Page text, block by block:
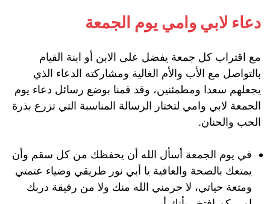
دعاء لابي وامي يوم الجمعة
مع اقتراب كل جمعة يفضل على الابن أو ابنة القيام
بالتواصل مع الأب والأم الغالية ومشاركته الدعاء الذي
يجعلهم سعدا ومطمئنين، وقد قمنا بوضع رسائل دعاء يوم
الجمعة لابي وامي لتختار الرسالة المناسبة التي تزرع بذرة
الحب والحنان.
في يوم الجمعة أسأل الله أن يحفظك من كل سقم وأن
يمتعك بالصحة والعافية يا أبي نور طريقي وضياء عتمتي
ومتعة حياتي، لا حرمني الله منك ولا من رفيقة دربك